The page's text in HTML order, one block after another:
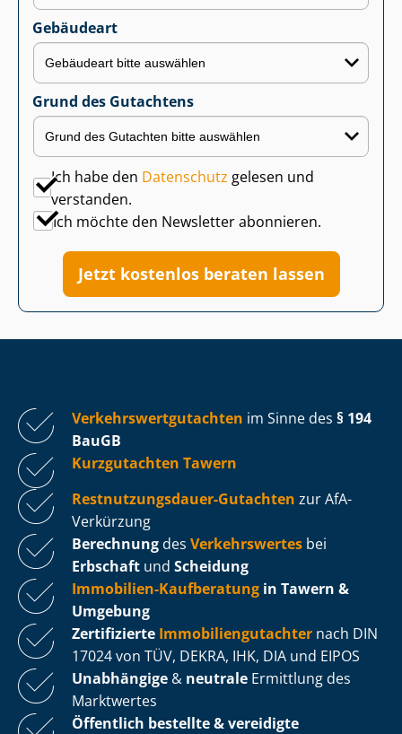
Gebäudeart
Grund des Gutachtens
Ich habe den Datenschutz gelesen und
verstanden.
Ich möchte den Newsletter abonnieren.
Jetzt kostenlos beraten lassen
Ver­kehrs­wert­gut­ach­ten im Sinne des § 194
BauGB
Kurzgutachten Tawern
Rest­nut­zungs­dau­er-Gutachten zur AfA-
Verkürzung
Berechnung des Verkehrswertes bei
Erbschaft und Scheidung
Immobilien-Kaufberatung in Tawern &
Umgebung
Zertifizierte Im­mo­bi­li­en­gut­ach­ter nach DIN
17024 von TÜV, DEKRA, IHK, DIA und EIPOS
Unabhängige & neutrale Ermittlung des
Marktwertes
Öffentlich bestellte & vereidigte